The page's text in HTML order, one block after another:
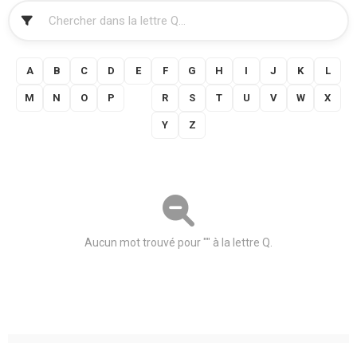
A B C D E F G H I J K L
M N O P R S T U V W X
Y Z
Aucun mot trouvé pour "" à la lettre Q.